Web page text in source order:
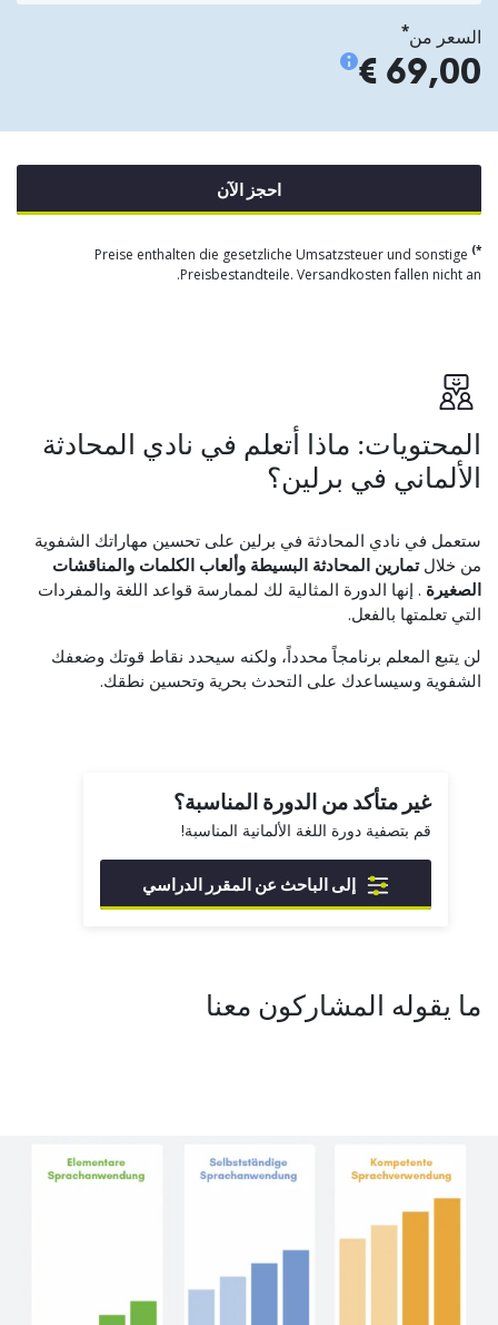
السعر من*
69,00 €
احجز الآن
*)
Preise enthalten die gesetzliche Umsatzsteuer und sonstige
Preisbestandteile. Versandkosten fallen nicht an.
المحتويات: ماذا أتعلم في نادي المحادثة
الألماني في برلين؟
ستعمل في نادي المحادثة في برلين على تحسين مهاراتك الشفوية
من خلالتمارين المحادثة البسيطة وألعاب الكلمات والمناقشات
الصغيرة . إنها الدورة المثالية لك لممارسة قواعد اللغة والمفردات
التي تعلمتها بالفعل.
لن يتبع المعلم برنامجاً محدداً، ولكنه سيحدد نقاط قوتك وضعفك
الشفوية وسيساعدك على التحدث بحرية وتحسين نطقك.
غير متأكد من الدورة المناسبة؟
قم بتصفية دورة اللغة الألمانية المناسبة!
إلى الباحث عن المقرر الدراسي
ما يقوله المشاركون معنا